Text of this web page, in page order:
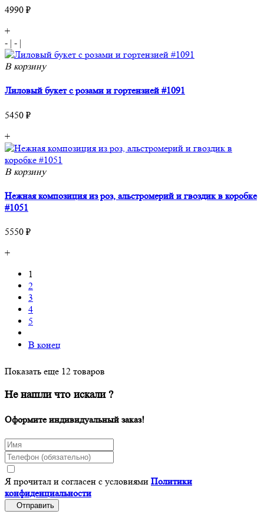
4990 ₽
+
- | - |
В корзину
Лиловый букет с розами и гортензией #1091
5450 ₽
+
В корзину
Нежная композиция из роз, альстромерий и гвоздик в коробке
#1051
5550 ₽
+
1
2
3
4
5
В конец
Показать еще 12 товаров
Не нашли что искали ?
Оформите индивидуальный заказ!
Я прочитал и согласен с условиями Политики
конфиденциальности
Отправить